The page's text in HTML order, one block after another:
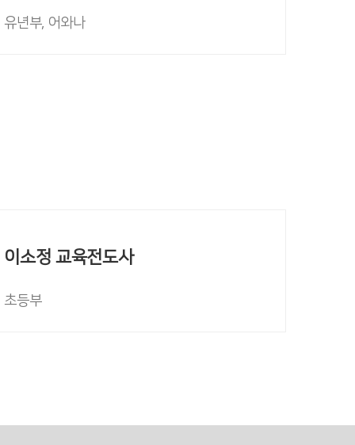
유년부, 어와나
이소정 교육전도사
초등부